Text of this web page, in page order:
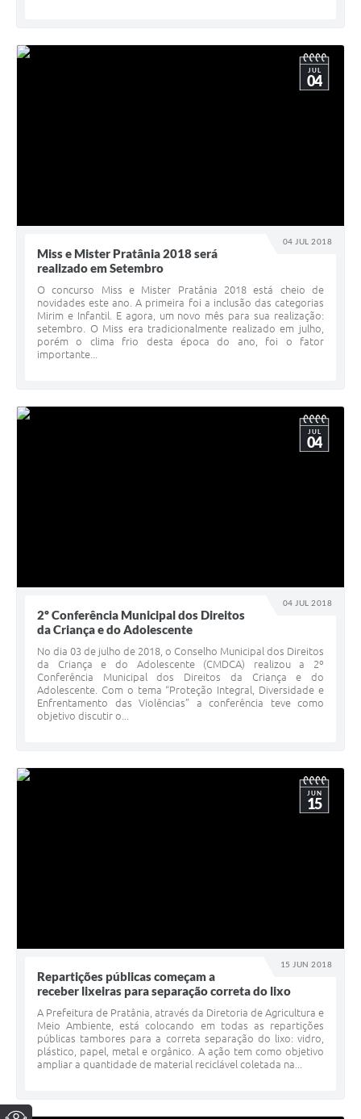
04 JUL 2018
JUL
04
Miss e Mister Pratânia 2018 será
realizado em Setembro
O concurso Miss e Mister Pratânia 2018 está cheio de
novidades este ano. A primeira foi a inclusão das categorias
Mirim e Infantil. E agora, um novo mês para sua realização:
setembro. O Miss era tradicionalmente realizado em julho,
porém o clima frio desta época do ano, foi o fator
importante...
04 JUL 2018
JUL
04
2º Conferência Municipal dos Direitos
da Criança e do Adolescente
No dia 03 de julho de 2018, o Conselho Municipal dos Direitos
da Criança e do Adolescente (CMDCA) realizou a 2º
Conferência Municipal dos Direitos da Criança e do
Adolescente. Com o tema “Proteção Integral, Diversidade e
Enfrentamento das Violências” a conferência teve como
objetivo discutir o...
15 JUN 2018
JUN
15
Repartições públicas começam a
receber lixeiras para separação correta do lixo
A Prefeitura de Pratânia, através da Diretoria de Agricultura e
Meio Ambiente, está colocando em todas as repartições
públicas tambores para a correta separação do lixo: vidro,
plástico, papel, metal e orgânico. A ação tem como objetivo
ampliar a quantidade de material reciclável coletada na...